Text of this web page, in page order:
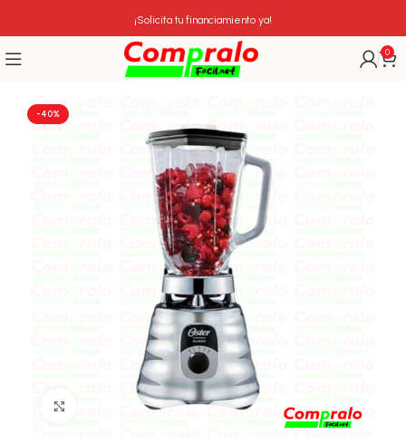
¡Solicita tu financiamiento ya!
0
-40%
Click para agrandar